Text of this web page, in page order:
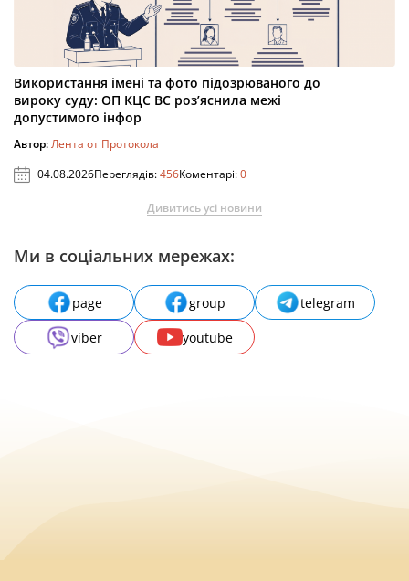
Використання імені та фото підозрюваного до
вироку суду: ОП КЦС ВС роз’яснила межі
допустимого інфор
Автор:Лента от Протокола
04.08.2026Переглядів:456Коментарі:0
Дивитись усі новини
Ми в соціальних мережах:
page group
telegram
viber
youtube